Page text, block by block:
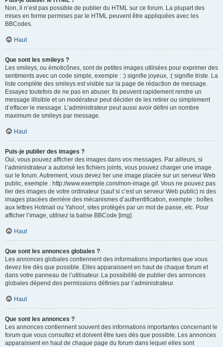
Non, il n’est pas possible de publier du HTML sur ce forum. La plupart des
mises en forme permises par le HTML peuvent être appliquées avec les
BBCodes.
Haut
Que sont les smileys ?
Les smileys, ou émoticônes, sont de petites images utilisées pour exprimer des
sentiments avec un code simple, exemple : :) signifie joyeux, :( signifie triste. La
liste complète des smileys est visible sur la page de rédaction de message.
Essayez toutefois de ne pas en abuser. Ils peuvent rapidement rendre un
message illisible et un modérateur peut décider de les retirer ou simplement
d’effacer le message. L’administrateur peut aussi avoir défini un nombre
maximum de smileys par message.
Haut
Puis-je publier des images ?
Oui, vous pouvez afficher des images dans vos messages. Par ailleurs, si
l’administrateur a autorisé les fichiers joints, vous pouvez charger une image
sur le forum. Autrement, vous devez lier une image placée sur un serveur Web
public, exemple : http://www.exemple.com/mon-image.gif. Vous ne pouvez pas
lier des images de votre ordinateur (sauf si c’est un serveur Web public) ni des
images placées derrière des mécanismes d’authentification, exemple : boîtes
aux lettres Hotmail ou Yahoo!, sites protégés par un mot de passe, etc. Pour
afficher l’image, utilisez la balise BBCode [img].
Haut
Que sont les annonces globales ?
Les annonces globales contiennent des informations importantes que vous
devez lire dès que possible. Elles apparaissent en haut de chaque forum et
dans votre panneau de l’utilisateur. La possibilité de publier des annonces
globales dépend des permissions définies par l’administrateur.
Haut
Que sont les annonces ?
Les annonces contiennent souvent des informations importantes concernant le
forum que vous consultez et doivent être lues dès que possible. Les annonces
apparaissent en haut de chaque page du forum dans lequel elles sont